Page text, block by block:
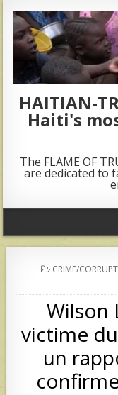
HAITIAN-
Haiti's
The FLAME OF
are dedicated to
POSTED
CRIME/
Wilson
victime
un